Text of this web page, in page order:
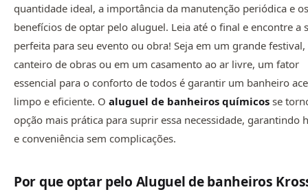
quantidade ideal, a importância da manutenção periódica e os
benefícios de optar pelo aluguel. Leia até o final e encontre a
perfeita para seu evento ou obra! Seja em um grande
canteiro de obras ou em um casamento ao ar livre, um fator
essencial para o conforto de todos é garantir um banheiro
limpo e eficiente. O aluguel de banheiros químicos se
opção mais prática para suprir essa necessidade, garantindo
e conveniência sem complicações.
Por que optar pelo Aluguel de banheiros